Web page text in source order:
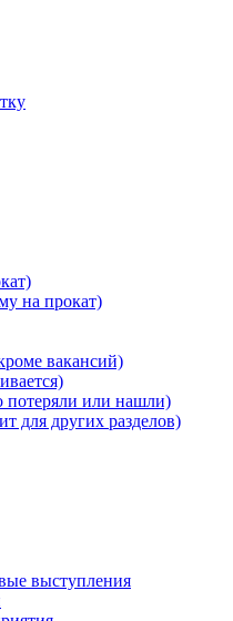
на прокат)
вакансий)
потеряли или нашли)
для других разделов)
выступления